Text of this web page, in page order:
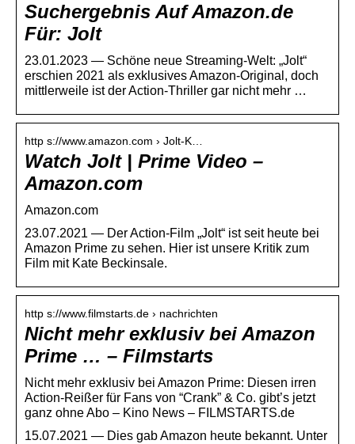
Suchergebnis Auf Amazon.de
Für: Jolt
23.01.2023 — Schöne neue Streaming-Welt: „Jolt“
erschien 2021 als exklusives Amazon-Original, doch
mittlerweile ist der Action-Thriller gar nicht mehr …
http s://www.amazon.com › Jolt-K…
Watch Jolt | Prime Video –
Amazon.com
Amazon.com
23.07.2021 — Der Action-Film „Jolt“ ist seit heute bei
Amazon Prime zu sehen. Hier ist unsere Kritik zum
Film mit Kate Beckinsale.
http s://www.filmstarts.de › nachrichten
Nicht mehr exklusiv bei Amazon
Prime … – Filmstarts
Nicht mehr exklusiv bei Amazon Prime: Diesen irren
Action-Reißer für Fans von “Crank” & Co. gibt’s jetzt
ganz ohne Abo – Kino News – FILMSTARTS.de
15.07.2021 — Dies gab Amazon heute bekannt. Unter